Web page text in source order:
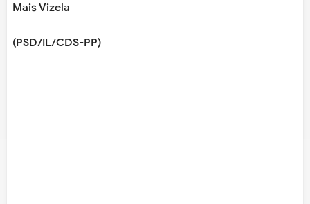
Mais Vizela
(PSD/IL/CDS-PP)